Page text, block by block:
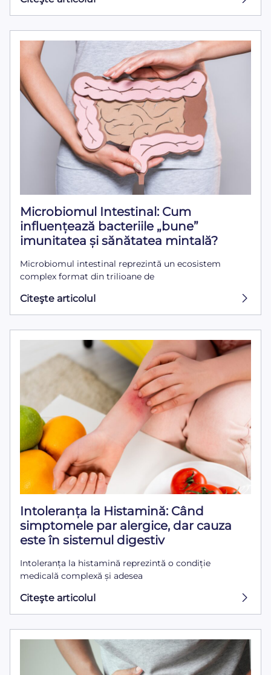
Microbiomul Intestinal: Cum
influențează bacteriile „bune”
imunitatea și sănătatea mintală?
Microbiomul intestinal reprezintă un ecosistem
complex format din trilioane de
Citeşte articolul
Intoleranța la Histamină: Când
simptomele par alergice, dar cauza
este în sistemul digestiv
Intoleranța la histamină reprezintă o condiție
medicală complexă și adesea
Citeşte articolul